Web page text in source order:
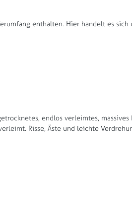
enthalten. Hier handelt es
endlos verleimtes,
Risse, Äste und leichte